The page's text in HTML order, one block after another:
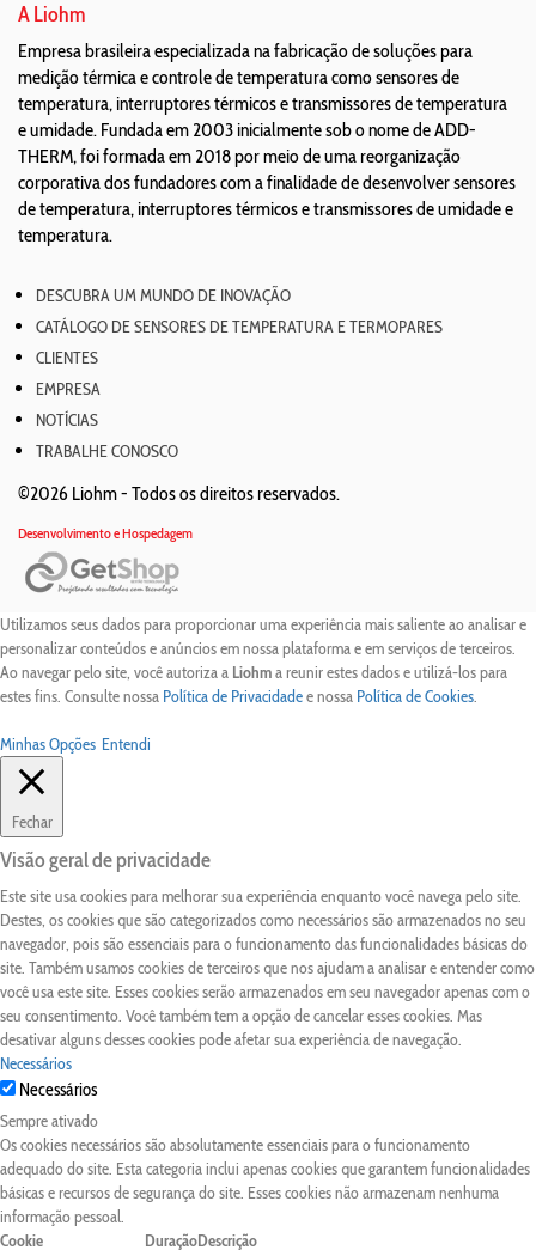
A Liohm
Empresa brasileira especializada na fabricação de soluções para
medição térmica e controle de temperatura como sensores de
temperatura, interruptores térmicos e transmissores de temperatura
e umidade. Fundada em 2003 inicialmente sob o nome de ADD-
THERM, foi formada em 2018 por meio de uma reorganização
corporativa dos fundadores com a finalidade de desenvolver sensores
de temperatura, interruptores térmicos e transmissores de umidade e
temperatura.
DESCUBRA UM MUNDO DE INOVAÇÃO
CATÁLOGO DE SENSORES DE TEMPERATURA E TERMOPARES
CLIENTES
EMPRESA
NOTÍCIAS
TRABALHE CONOSCO
©2026 Liohm - Todos os direitos reservados.
Desenvolvimento e Hospedagem
Utilizamos seus dados para proporcionar uma experiência mais saliente ao analisar e
personalizar conteúdos e anúncios em nossa plataforma e em serviços de terceiros.
Ao navegar pelo site, você autoriza a Liohma reunir estes dados e utilizá-los para
estes fins. Consulte nossa Política de Privacidadee nossa Política de Cookies.
Minhas Opções Entendi
Fechar
Visão geral de privacidade
Este site usa cookies para melhorar sua experiência enquanto você navega pelo site.
Destes, os cookies que são categorizados como necessários são armazenados no seu
navegador, pois são essenciais para o funcionamento das funcionalidades básicas do
site. Também usamos cookies de terceiros que nos ajudam a analisar e entender como
você usa este site. Esses cookies serão armazenados em seu navegador apenas com o
seu consentimento. Você também tem a opção de cancelar esses cookies. Mas
desativar alguns desses cookies pode afetar sua experiência de navegação.
Necessários
Necessários
Sempre ativado
Os cookies necessários são absolutamente essenciais para o funcionamento
adequado do site. Esta categoria inclui apenas cookies que garantem funcionalidades
básicas e recursos de segurança do site. Esses cookies não armazenam nenhuma
informação pessoal.
Cookie
DuraçãoDescrição